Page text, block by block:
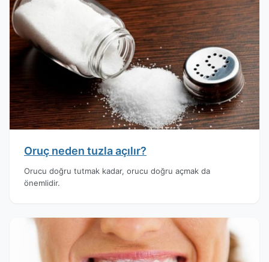
Oruç neden tuzla açılır?
Orucu doğru tutmak kadar, orucu doğru açmak da
önemlidir.